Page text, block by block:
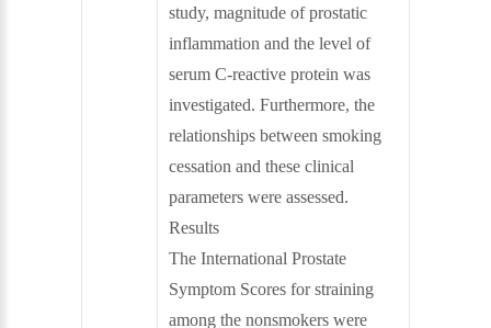
study, magnitude of prostatic
inflammation and the level of
serum C-reactive protein was
investigated. Furthermore, the
relationships between smoking
cessation and these clinical
parameters were assessed.
Results
The International Prostate
Symptom Scores for straining
among the nonsmokers were